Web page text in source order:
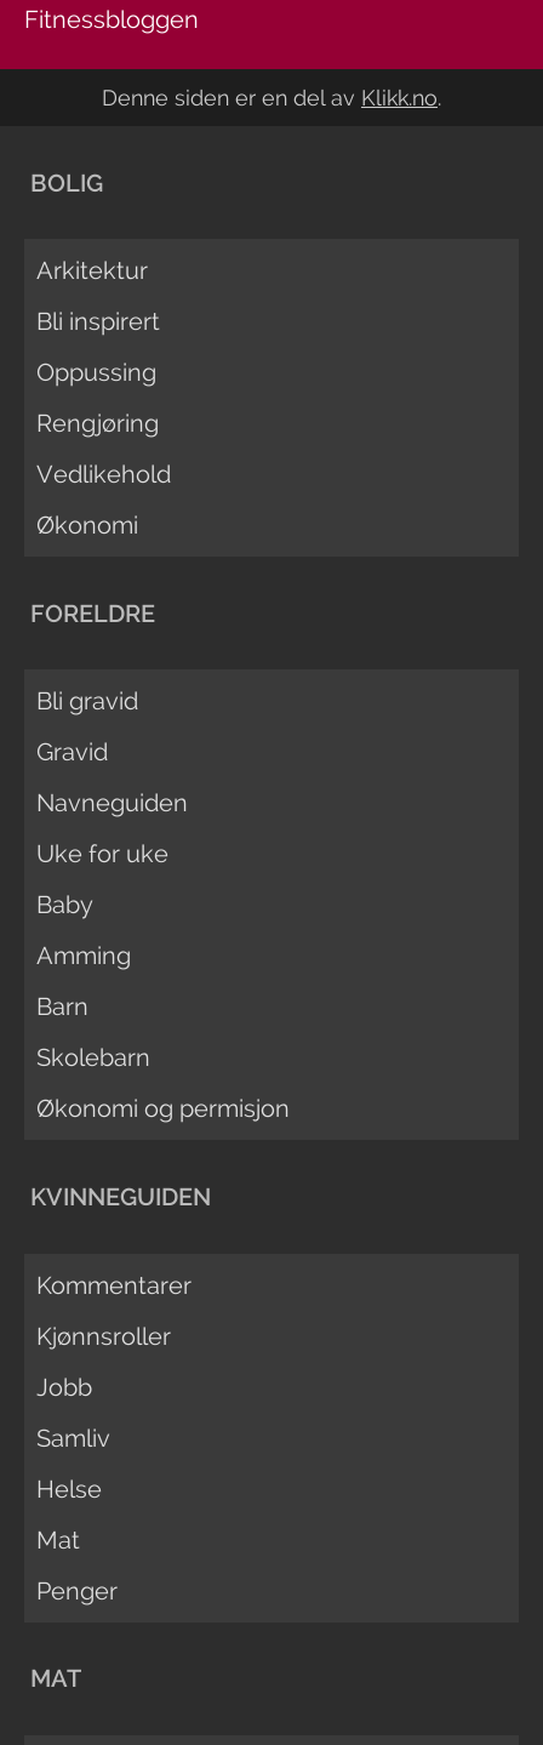
Fitnessbloggen
Denne siden er en del av Klikk.no.
BOLIG
Arkitektur
Bli inspirert
Oppussing
Rengjøring
Vedlikehold
Økonomi
FORELDRE
Bli gravid
Gravid
Navneguiden
Uke for uke
Baby
Amming
Barn
Skolebarn
Økonomi og permisjon
KVINNEGUIDEN
Kommentarer
Kjønnsroller
Jobb
Samliv
Helse
Mat
Penger
MAT